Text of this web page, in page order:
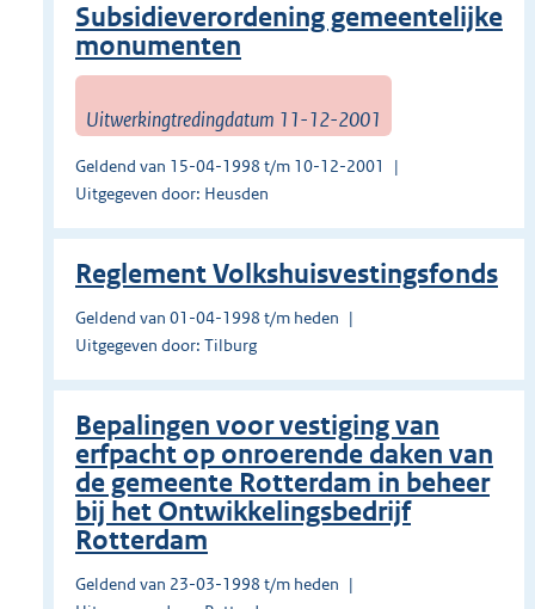
Subsidieverordening gemeentelijke
monumenten
Uitwerkingtredingdatum 11-12-2001
Geldend van 15-04-1998 t/m 10-12-2001
Uitgegeven door: Heusden
Reglement Volkshuisvestingsfonds
Geldend van 01-04-1998 t/m heden
Uitgegeven door: Tilburg
Bepalingen voor vestiging van
erfpacht op onroerende daken van
de gemeente Rotterdam in beheer
bij het Ontwikkelingsbedrijf
Rotterdam
Geldend van 23-03-1998 t/m heden